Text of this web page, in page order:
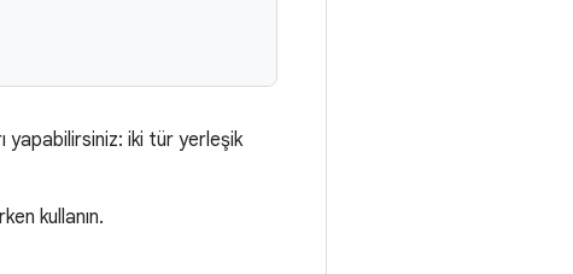
yapabilirsiniz: iki tür yerleşik
kullanın.